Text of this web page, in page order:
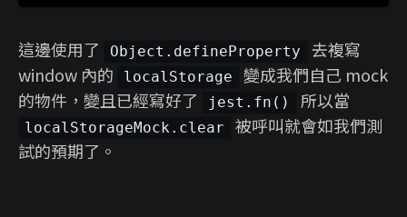
這邊使用了 Object.defineProperty
去複寫
window 內的
localStorage
變成我們自己 mock
的物件，變且已經寫好了
jest.fn() 所以當
localStorageMock.clear
被呼叫就會如我們測
試的預期了。